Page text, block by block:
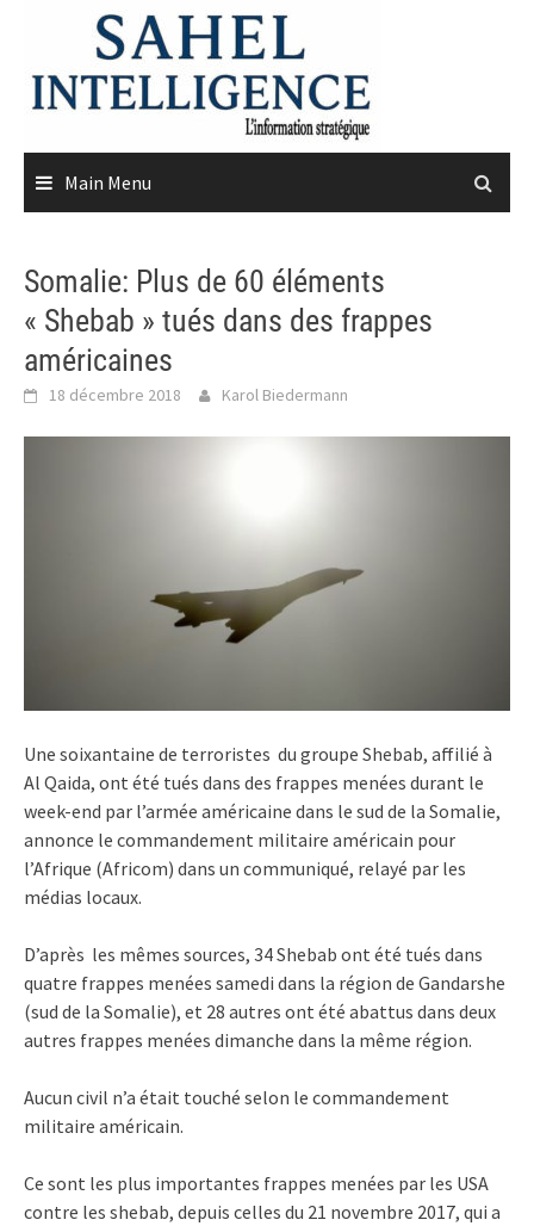
content
Main Menu
Somalie: Plus de 60 éléments
« Shebab » tués dans des frappes
américaines
18 décembre 2018 Karol Biedermann
Une soixantaine de terroristes du groupe Shebab, affilié à
Al Qaida, ont été tués dans des frappes menées durant le
week-end par l’armée américaine dans le sud de la Somalie,
annonce le commandement militaire américain pour
l’Afrique (Africom) dans un communiqué, relayé par les
médias locaux.
D’après les mêmes sources, 34 Shebab ont été tués dans
quatre frappes menées samedi dans la région de Gandarshe
(sud de la Somalie), et 28 autres ont été abattus dans deux
autres frappes menées dimanche dans la même région.
Aucun civil n’a était touché selon le commandement
militaire américain.
Ce sont les plus importantes frappes menées par les USA
contre les shebab, depuis celles du 21 novembre 2017, qui a